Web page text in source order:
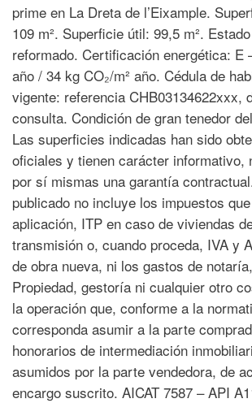
prime en La Dreta de l’Eixample.
109 m². Superficie útil: 99,5 m².
reformado. Certificación energética: E
año / 34 kg CO₂/m² año. Cédula de
vigente: referencia CHB03134622xxx,
consulta. Condición de gran tenedor
Las superficies indicadas han sido
oficiales y tienen carácter informativo,
por sí mismas una garantía
publicado no incluye los impuestos
aplicación, ITP en caso de viviendas
transmisión o, cuando proceda, IVA y
de obra nueva, ni los gastos de
Propiedad, gestoría ni cualquier otro
la operación que, conforme a la
corresponda asumir a la parte
honorarios de intermediación
asumidos por la parte vendedora, de
encargo suscrito. AICAT 7587 – API